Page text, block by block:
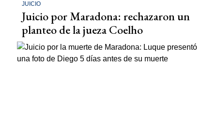
JUICIO
Juicio por Maradona: rechazaron un
planteo de la jueza Coelho